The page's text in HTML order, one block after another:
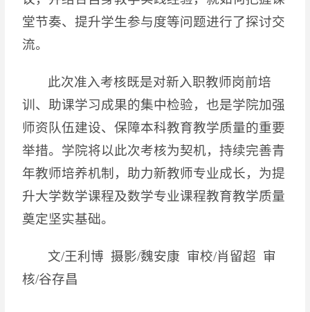
堂节奏、提升学生参与度等问题进行了探讨交
流。
此次准入考核既是对新入职教师岗前培
训、助课学习成果的集中检验，也是学院加强
师资队伍建设、保障本科教育教学质量的重要
举措。学院将以此次考核为契机，持续完善青
年教师培养机制，助力新教师专业成长，为提
升大学数学课程及数学专业课程教育教学质量
奠定坚实基础。
文/王利博 摄影/魏安康 审校/肖留超 审
核/谷存昌